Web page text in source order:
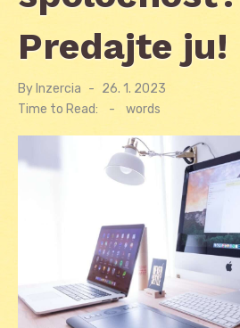
Predajte ju!
By Inzercia
Posted
26. 1. 2023
Time to Read:
- words